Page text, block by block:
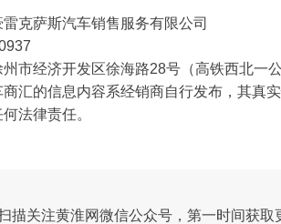
克萨斯汽车销售服务有限公司
市经济开发区徐海路28号（高铁西北一
汇的信息内容系经销商自行发布，其真
法律责任。
描关注黄淮网微信公众号，第一时间获取